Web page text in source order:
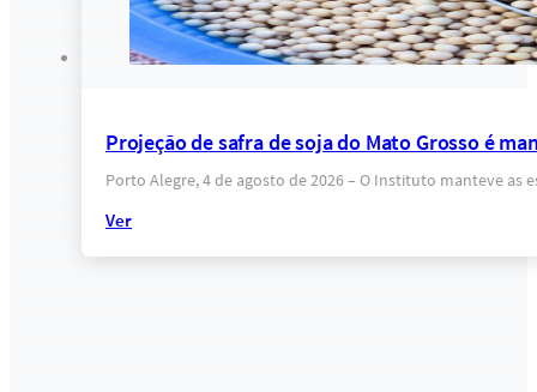
Projeção de safra de soja do Mato Grosso é
Porto Alegre, 4 de agosto de 2026 – O Instituto manteve as
Ver